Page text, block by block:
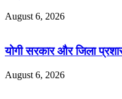
August 6, 2026
योगी सरकार और जिला
August 6, 2026